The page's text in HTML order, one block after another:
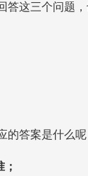
这三个问题，
答案是什么呢